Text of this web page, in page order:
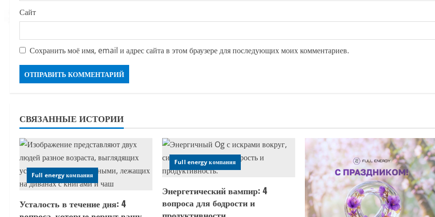
Сайт
Сохранить моё имя, email и адрес сайта в этом браузере для последующих моих комментариев.
СВЯЗАННЫЕ ИСТОРИИ
Full energy компания
Усталость в течение дня: 4
Full energy компания
Энергетический вампир: 4
вопроса для бодрости и